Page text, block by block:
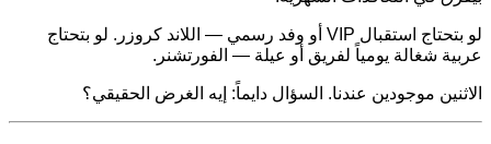
لو بتحتاج استقبال VIP أو وفد رسمي — اللاند كروزر. لو بتحتاج
عربية شغالة يومياً لفريق أو عيلة — الفورتشنر.
الاثنين موجودين عندنا. السؤال دايماً: إيه الغرض الحقيقي؟